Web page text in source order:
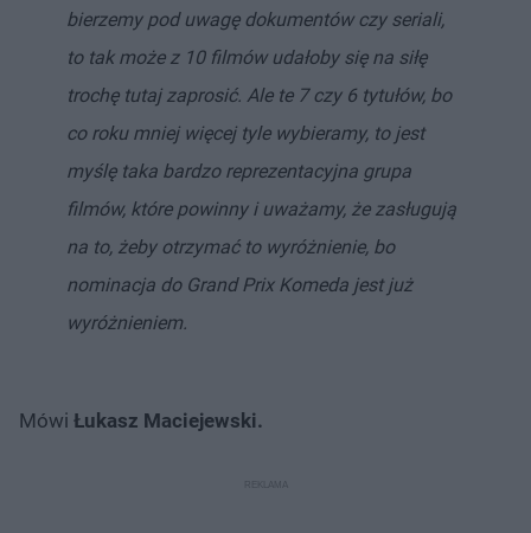
bierzemy pod uwagę dokumentów czy seriali,
to tak może z 10 filmów udałoby się na siłę
trochę tutaj zaprosić. Ale te 7 czy 6 tytułów, bo
co roku mniej więcej tyle wybieramy, to jest
myślę taka bardzo reprezentacyjna grupa
filmów, które powinny i uważamy, że zasługują
na to, żeby otrzymać to wyróżnienie, bo
nominacja do Grand Prix Komeda jest już
wyróżnieniem.
Mówi Łukasz Maciejewski.